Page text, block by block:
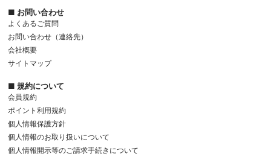
■ お問い合わせ
よくあるご質問
お問い合わせ（連絡先）
会社概要
サイトマップ
■ 規約について
会員規約
ポイント利用規約
個人情報保護方針
個人情報のお取り扱いについて
個人情報開示等のご請求手続きについて